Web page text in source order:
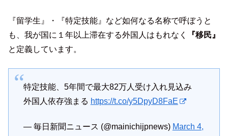
『留学生』・『特定技能』など如何なる名称で呼ぼうと
も、我が国に１年以上滞在する外国人はもれなく
『移民』
と定義しています。
特定技能、5年間で最大82万人受け入れ見込み
外国人依存強まる https://t.co/y5DpyD8FaE
— 毎日新聞ニュース (@mainichijpnews) March 4,